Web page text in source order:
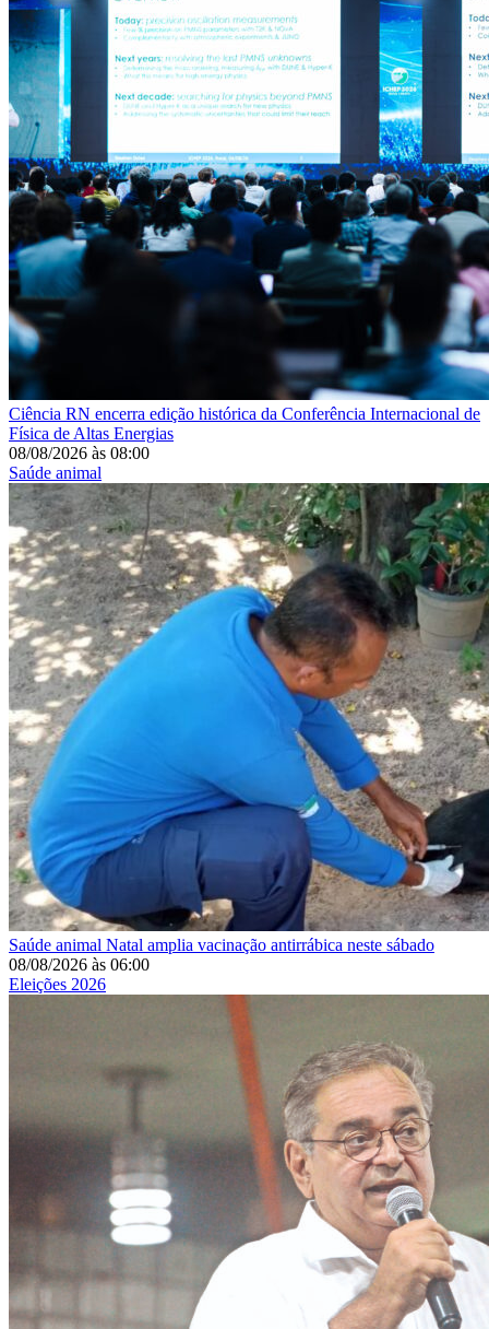
Ciência RN encerra edição histórica da Conferência Internacional de
Física de Altas Energias
08/08/2026 às 08:00
Saúde animal
Saúde animal Natal amplia vacinação antirrábica neste sábado
08/08/2026 às 06:00
Eleições 2026